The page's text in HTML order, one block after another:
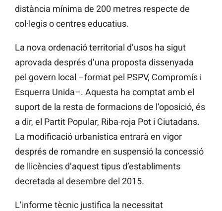
distància mínima de 200 metres respecte de
col·legis o centres educatius.
La nova ordenació territorial d’usos ha sigut
aprovada després d’una proposta dissenyada
pel govern local –format pel PSPV, Compromís i
Esquerra Unida–. Aquesta ha comptat amb el
suport de la resta de formacions de l’oposició, és
a dir, el Partit Popular, Riba-roja Pot i Ciutadans.
La modificació urbanística entrarà en vigor
després de romandre en suspensió la concessió
de llicències d’aquest tipus d’establiments
decretada al desembre del 2015.
L’informe tècnic justifica la necessitat